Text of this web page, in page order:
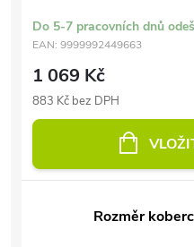
Do 5-7 pracovních dnů
EAN: 9999992449663
1 069 Kč
883 Kč bez DPH
Rozměr